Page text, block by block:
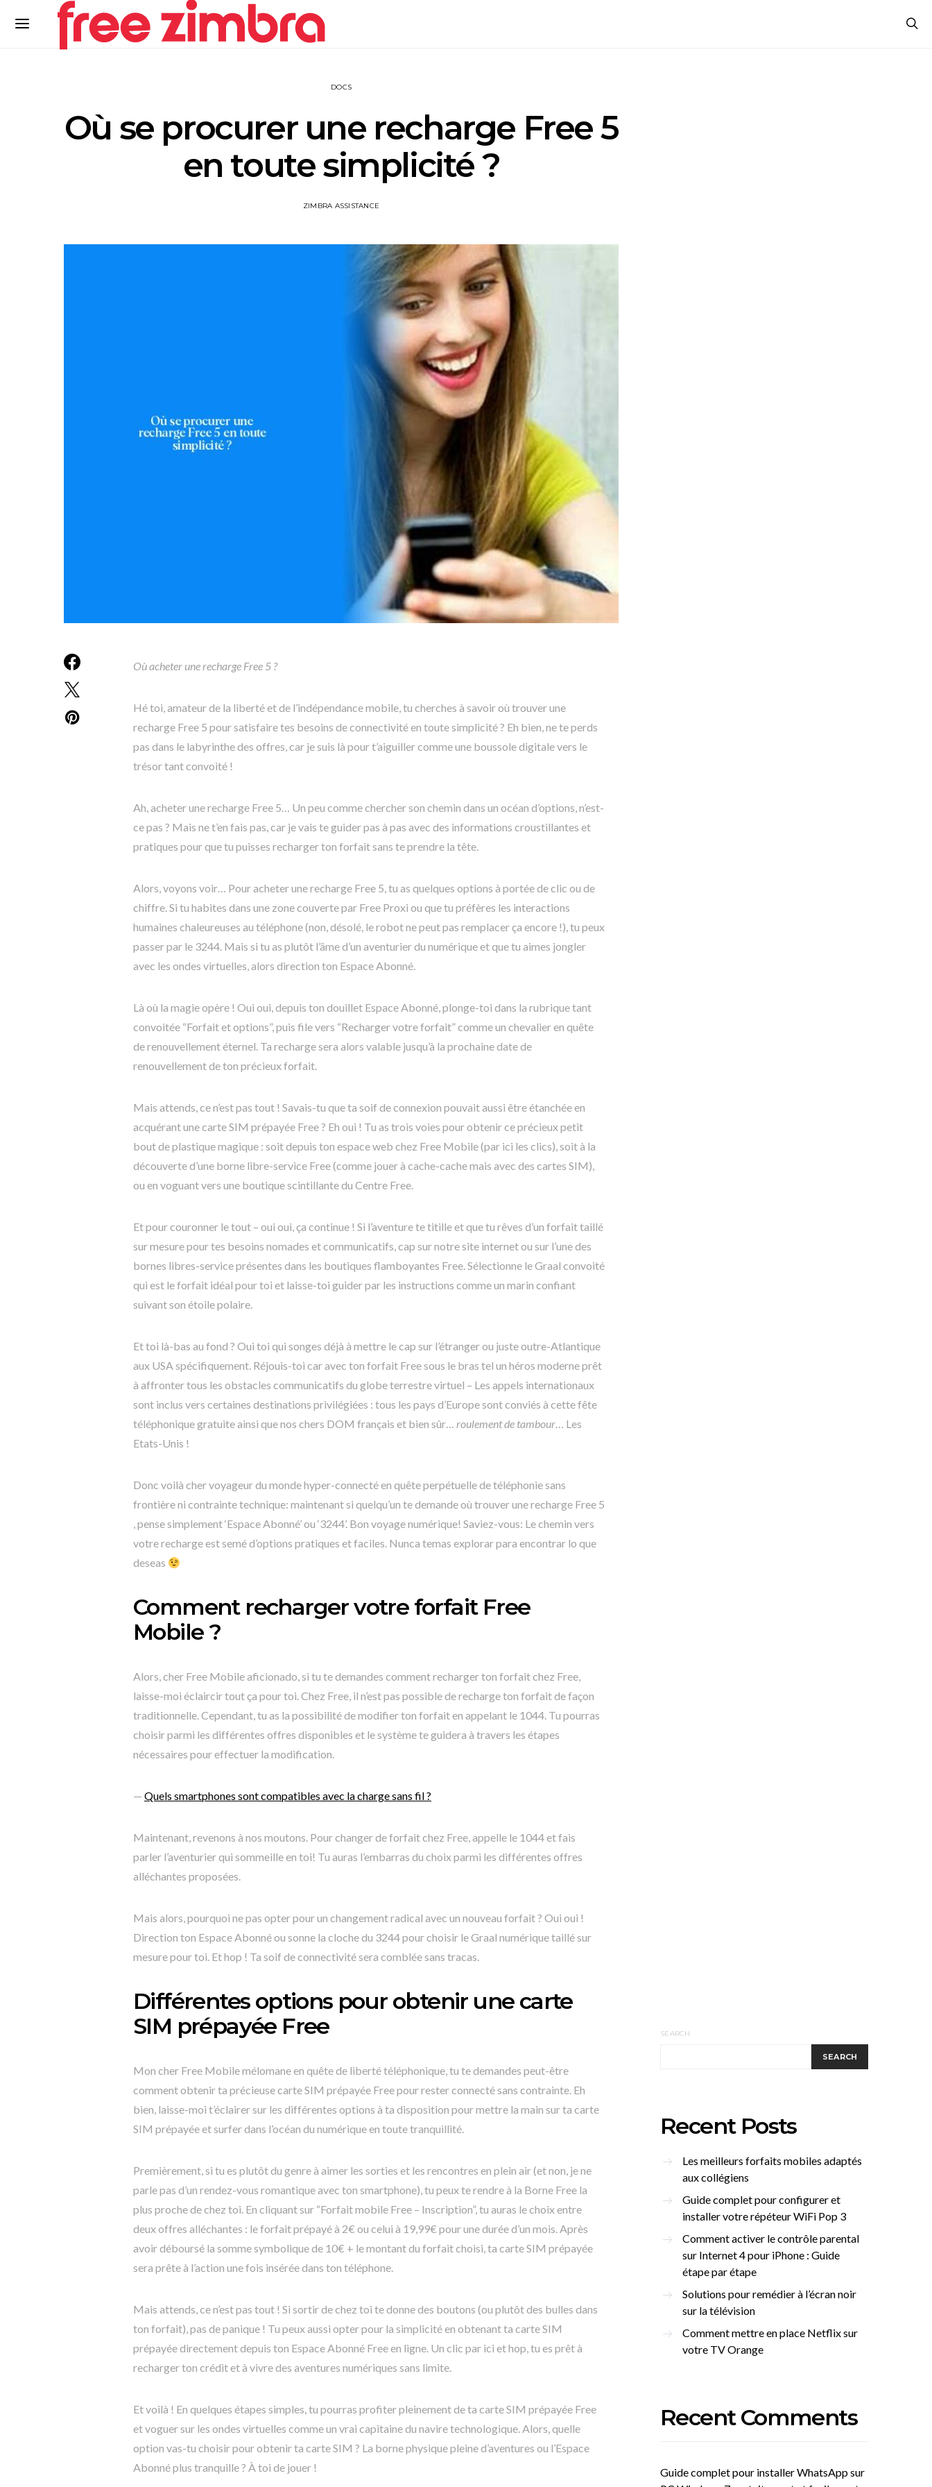
DOCS
Où se procurer une recharge Free 5
en toute simplicité ?
ZIMBRA ASSISTANCE
Où acheter une recharge Free 5 ?
Hé toi, amateur de la liberté et de l’indépendance mobile, tu cherches à savoir où trouver une
recharge Free 5 pour satisfaire tes besoins de connectivité en toute simplicité ? Eh bien, ne te perds
pas dans le labyrinthe des offres, car je suis là pour t’aiguiller comme une boussole digitale vers le
trésor tant convoité !
Ah, acheter une recharge Free 5… Un peu comme chercher son chemin dans un océan d’options, n’est-
ce pas ? Mais ne t’en fais pas, car je vais te guider pas à pas avec des informations croustillantes et
pratiques pour que tu puisses recharger ton forfait sans te prendre la tête.
Alors, voyons voir… Pour acheter une recharge Free 5, tu as quelques options à portée de clic ou de
chiffre. Si tu habites dans une zone couverte par Free Proxi ou que tu préfères les interactions
humaines chaleureuses au téléphone (non, désolé, le robot ne peut pas remplacer ça encore !), tu peux
passer par le 3244. Mais si tu as plutôt l’âme d’un aventurier du numérique et que tu aimes jongler
avec les ondes virtuelles, alors direction ton Espace Abonné.
Là où la magie opère ! Oui oui, depuis ton douillet Espace Abonné, plonge-toi dans la rubrique tant
convoitée “Forfait et options”, puis file vers “Recharger votre forfait” comme un chevalier en quête
de renouvellement éternel. Ta recharge sera alors valable jusqu’à la prochaine date de
renouvellement de ton précieux forfait.
Mais attends, ce n’est pas tout ! Savais-tu que ta soif de connexion pouvait aussi être étanchée en
acquérant une carte SIM prépayée Free ? Eh oui ! Tu as trois voies pour obtenir ce précieux petit
bout de plastique magique : soit depuis ton espace web chez Free Mobile (par ici les clics), soit à la
découverte d’une borne libre-service Free (comme jouer à cache-cache mais avec des cartes SIM),
ou en voguant vers une boutique scintillante du Centre Free.
Et pour couronner le tout – oui oui, ça continue ! Si l’aventure te titille et que tu rêves d’un forfait taillé
sur mesure pour tes besoins nomades et communicatifs, cap sur notre site internet ou sur l’une des
bornes libres-service présentes dans les boutiques flamboyantes Free. Sélectionne le Graal convoité
qui est le forfait idéal pour toi et laisse-toi guider par les instructions comme un marin confiant
suivant son étoile polaire.
Et toi là-bas au fond ? Oui toi qui songes déjà à mettre le cap sur l’étranger ou juste outre-Atlantique
aux USA spécifiquement. Réjouis-toi car avec ton forfait Free sous le bras tel un héros moderne prêt
à affronter tous les obstacles communicatifs du globe terrestre virtuel – Les appels internationaux
sont inclus vers certaines destinations privilégiées : tous les pays d’Europe sont conviés à cette fête
téléphonique gratuite ainsi que nos chers DOM français et bien sûr… roulement de tambour… Les
Etats-Unis !
Donc voilà cher voyageur du monde hyper-connecté en quête perpétuelle de téléphonie sans
frontière ni contrainte technique: maintenant si quelqu’un te demande où trouver une recharge Free 5
, pense simplement ‘Espace Abonné’ ou ‘3244’. Bon voyage numérique! Saviez-vous: Le chemin vers
votre recharge est semé d’options pratiques et faciles. Nunca temas explorar para encontrar lo que
deseas
Comment recharger votre forfait Free
Mobile ?
Alors, cher Free Mobile aficionado, si tu te demandes comment recharger ton forfait chez Free,
laisse-moi éclaircir tout ça pour toi. Chez Free, il n’est pas possible de recharge ton forfait de façon
traditionnelle. Cependant, tu as la possibilité de modifier ton forfait en appelant le 1044. Tu pourras
choisir parmi les différentes offres disponibles et le système te guidera à travers les étapes
nécessaires pour effectuer la modification.
— Quels smartphones sont compatibles avec la charge sans fil ?
Maintenant, revenons à nos moutons. Pour changer de forfait chez Free, appelle le 1044 et fais
parler l’aventurier qui sommeille en toi! Tu auras l’embarras du choix parmi les différentes offres
alléchantes proposées.
Mais alors, pourquoi ne pas opter pour un changement radical avec un nouveau forfait ? Oui oui !
Direction ton Espace Abonné ou sonne la cloche du 3244 pour choisir le Graal numérique taillé sur
mesure pour toi. Et hop ! Ta soif de connectivité sera comblée sans tracas.
Différentes options pour obtenir une carte
SIM prépayée Free
Mon cher Free Mobile mélomane en quête de liberté téléphonique, tu te demandes peut-être
comment obtenir ta précieuse carte SIM prépayée Free pour rester connecté sans contrainte. Eh
bien, laisse-moi t’éclairer sur les différentes options à ta disposition pour mettre la main sur ta carte
SIM prépayée et surfer dans l’océan du numérique en toute tranquillité.
Premièrement, si tu es plutôt du genre à aimer les sorties et les rencontres en plein air (et non, je ne
parle pas d’un rendez-vous romantique avec ton smartphone), tu peux te rendre à la Borne Free la
plus proche de chez toi. En cliquant sur “Forfait mobile Free – Inscription”, tu auras le choix entre
deux offres alléchantes : le forfait prépayé à 2€ ou celui à 19,99€ pour une durée d’un mois. Après
avoir déboursé la somme symbolique de 10€ + le montant du forfait choisi, ta carte SIM prépayée
sera prête à l’action une fois insérée dans ton téléphone.
Mais attends, ce n’est pas tout ! Si sortir de chez toi te donne des boutons (ou plutôt des bulles dans
ton forfait), pas de panique ! Tu peux aussi opter pour la simplicité en obtenant ta carte SIM
prépayée directement depuis ton Espace Abonné Free en ligne. Un clic par ici et hop, tu es prêt à
recharger ton crédit et à vivre des aventures numériques sans limite.
Et voilà ! En quelques étapes simples, tu pourras profiter pleinement de ta carte SIM prépayée Free
et voguer sur les ondes virtuelles comme un vrai capitaine du navire technologique. Alors, quelle
option vas-tu choisir pour obtenir ta carte SIM ? La borne physique pleine d’aventures ou l’Espace
Abonné plus tranquille ? À toi de jouer !
SEARCH
SEARCH
Recent Posts
Les meilleurs forfaits mobiles adaptés
aux collégiens
Guide complet pour configurer et
installer votre répéteur WiFi Pop 3
Comment activer le contrôle parental
sur Internet 4 pour iPhone : Guide
étape par étape
Solutions pour remédier à l’écran noir
sur la télévision
Comment mettre en place Netflix sur
votre TV Orange
Recent Comments
Guide complet pour installer WhatsApp sur